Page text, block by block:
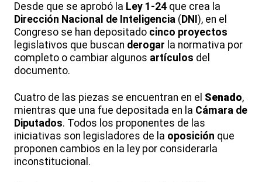
Desde que se aprobó la Ley 1-24 que crea la
Dirección Nacional de Inteligencia ( DNI ), en el
Congreso se han depositado cinco proyectos
legislativos que buscan derogar la normativa por
completo o cambiar algunos artículos del
documento.
Cuatro de las piezas se encuentran en el Senado,
mientras que una fue depositada en la Cámara de
Diputados. Todos los proponentes de las
iniciativas son legisladores de la oposición que
proponen cambios en la ley por considerarla
inconstitucional.